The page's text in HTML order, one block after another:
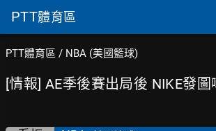
PTT體育區
PTT體育區 / NBA (美國籃球)
[情報] AE季後賽出局後 NIKE發圖